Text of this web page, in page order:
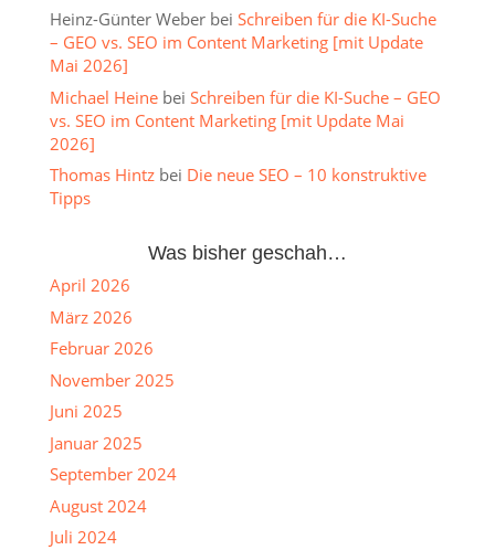
Heinz-Günter Weberbei Schreiben für die KI-Suche
– GEO vs. SEO im Content Marketing [mit Update
Mai 2026]
Michael Heinebei Schreiben für die KI-Suche – GEO
vs. SEO im Content Marketing [mit Update Mai
2026]
Thomas Hintzbei Die neue SEO – 10 konstruktive
Tipps
Was bisher geschah…
April 2026
März 2026
Februar 2026
November 2025
Juni 2025
Januar 2025
September 2024
August 2024
Juli 2024